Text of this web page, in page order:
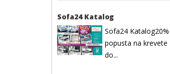
Sofa24 Katalog
Sofa24 Katalog20%
popusta na krevete
do...